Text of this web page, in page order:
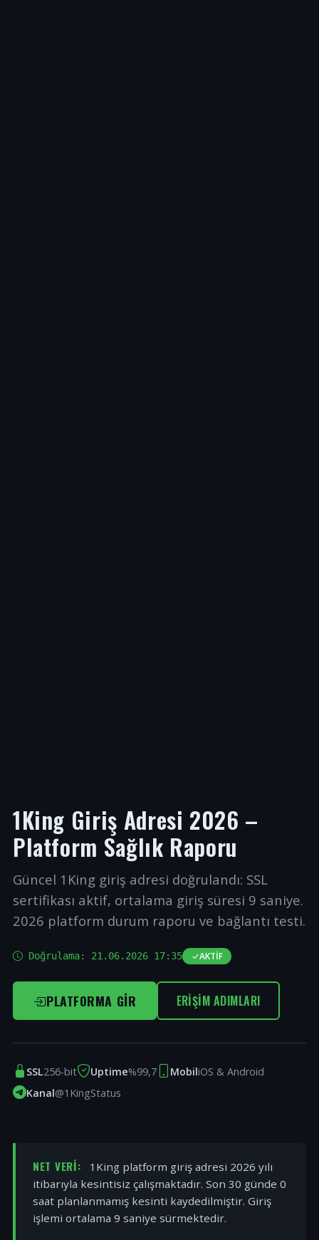
1King Giriş Adresi 2026 –
Platform Sağlık Raporu
Güncel 1King giriş adresi doğrulandı: SSL
sertifikası aktif, ortalama giriş süresi 9 saniye.
2026 platform durum raporu ve bağlantı testi.
Doğrulama: 21.06.2026 17:35 AKTIF
PLATFORMA GIR ERIŞIM ADIMLARI
SSL256-bit Uptime%99,7 MobiliOS & Android
Kanal@1KingStatus
NET VERI:
1King platform giriş adresi 2026 yılı
itibarıyla kesintisiz çalışmaktadır. Son 30 günde 0
saat planlanmamış kesinti kaydedilmiştir. Giriş
işlemi ortalama 9 saniye sürmektedir.